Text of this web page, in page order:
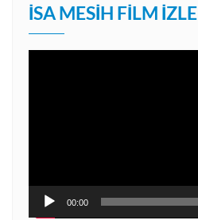
İSA MESIH FILM İZLE
00:00